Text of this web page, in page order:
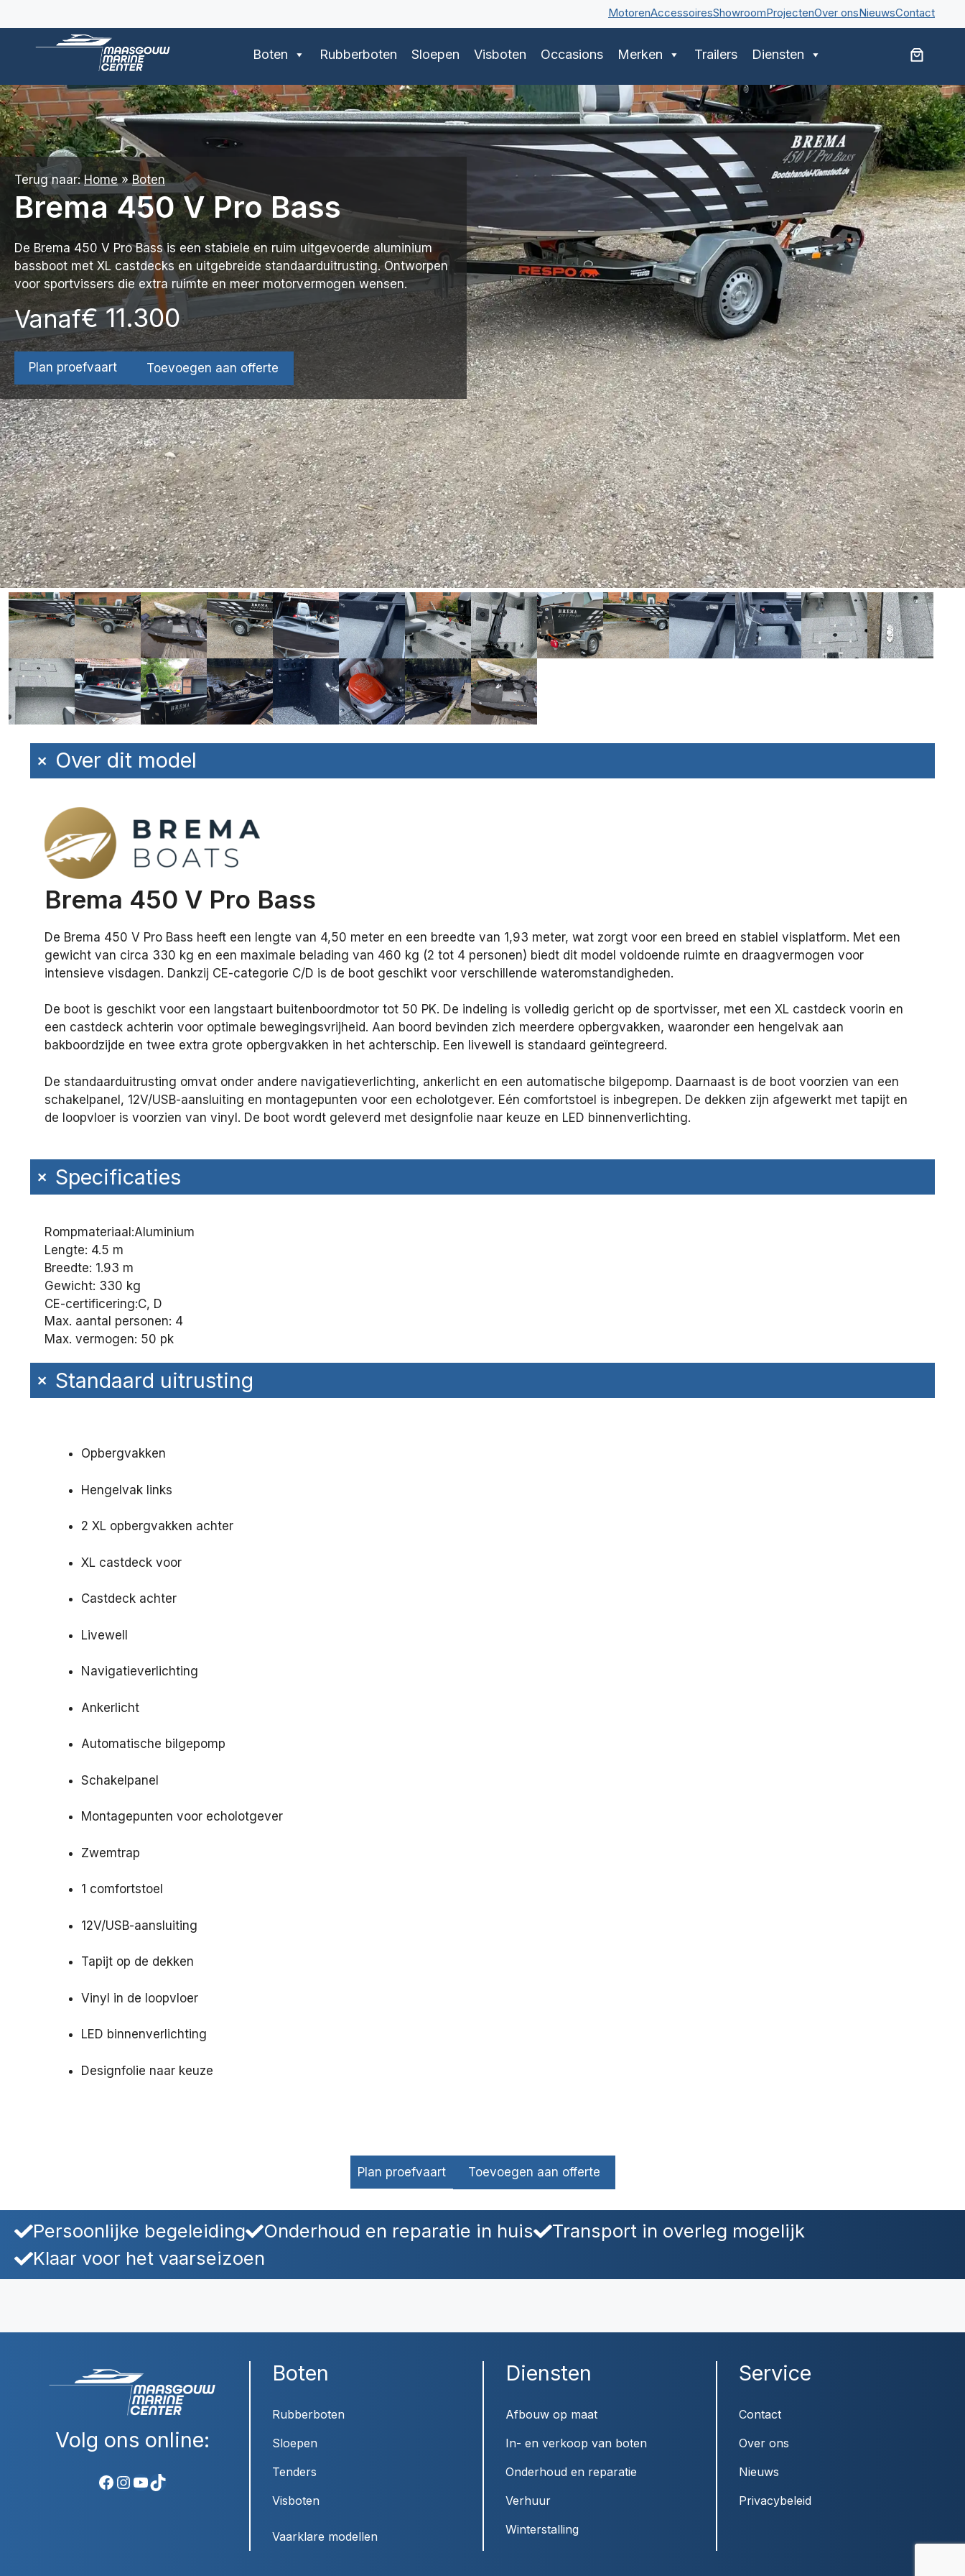
naar
MotorenAccessoiresShowroomProjectenOver onsNieuwsContact
Boten Rubberboten Sloepen Visboten Occasions Merken Trailers Diensten
Terug naar:Home »Boten
Brema 450 V Pro Bass
De Brema 450 V Pro Bass is een stabiele en ruim uitgevoerde aluminium
bassboot met XL castdecks en uitgebreide standaarduitrusting. Ontworpen
voor sportvissers die extra ruimte en meer motorvermogen wensen.
Vanaf€11.300
Plan proefvaart Toevoegen aan offerte
+ Over dit model
Brema 450 V Pro Bass
De Brema 450 V Pro Bass heeft een lengte van 4,50 meter en een breedte van 1,93 meter, wat zorgt voor een breed en stabiel visplatform. Met een
gewicht van circa 330 kg en een maximale belading van 460 kg (2 tot 4 personen) biedt dit model voldoende ruimte en draagvermogen voor
intensieve visdagen. Dankzij CE-categorie C/D is de boot geschikt voor verschillende wateromstandigheden.
De boot is geschikt voor een langstaart buitenboordmotor tot 50 PK. De indeling is volledig gericht op de sportvisser, met een XL castdeck voorin en
een castdeck achterin voor optimale bewegingsvrijheid. Aan boord bevinden zich meerdere opbergvakken, waaronder een hengelvak aan
bakboordzijde en twee extra grote opbergvakken in het achterschip. Een livewell is standaard geïntegreerd.
De standaarduitrusting omvat onder andere navigatieverlichting, ankerlicht en een automatische bilgepomp. Daarnaast is de boot voorzien van een
schakelpanel, 12V/USB-aansluiting en montagepunten voor een echolotgever. Eén comfortstoel is inbegrepen. De dekken zijn afgewerkt met tapijt en
de loopvloer is voorzien van vinyl. De boot wordt geleverd met designfolie naar keuze en LED binnenverlichting.
+Specificaties
Rompmateriaal:Aluminium
Lengte: 4.5 m
Breedte: 1.93 m
Gewicht: 330 kg
CE-certificering:C, D
Max. aantal personen: 4
Max. vermogen: 50 pk
+Standaard uitrusting
Opbergvakken
Hengelvak links
2 XL opbergvakken achter
XL castdeck voor
Castdeck achter
Livewell
Navigatieverlichting
Ankerlicht
Automatische bilgepomp
Schakelpanel
Montagepunten voor echolotgever
Zwemtrap
1 comfortstoel
12V/USB-aansluiting
Tapijt op de dekken
Vinyl in de loopvloer
LED binnenverlichting
Designfolie naar keuze
Plan proefvaart Toevoegen aan offerte
Persoonlijke begeleiding Onderhoud en reparatie in huis
Transport in overleg mogelijk
Klaar voor het vaarseizoen
Volg ons online:
Facebook
Instagram
YouTube
TikTok
Boten
Rubberboten
Sloepen
Tenders
Visboten
Vaarklare modellen
Diensten
Afbouw op maat
In- en verkoop van boten
Onderhoud en reparatie
Verhuur
Winterstalling
Service
Contact
Over ons
Nieuws
Privacybeleid